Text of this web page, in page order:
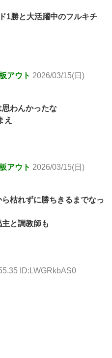
1勝と大活躍中のフルキチ
アウト 2026/03/15(日)
わんかったな
え
アウト 2026/03/15(日)
枯れずに勝ちきるまでなっ
と調教師も
ID:LWGRkbAS0